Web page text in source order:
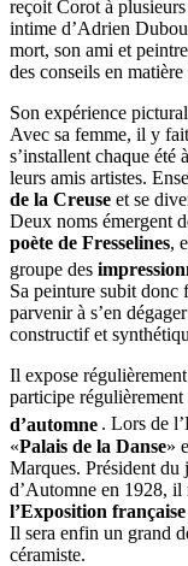
reçoit Corot à
intime d’Adrien
mort, son ami et
des conseils en
Son expérience
Avec sa femme, il y
s’installent chaque
leurs amis artistes.
de la Creuse et se
Deux noms émergent
poète de Fresselines,
groupe des
Sa peinture subit donc
parvenir à s’en
constructif et
Il expose
participe régulièrement
d’automne . Lors de
«Palais de la Danse»
Marques. Président du
d’Automne en 1928,
l’Exposition
Il sera enfin un grand
céramiste.